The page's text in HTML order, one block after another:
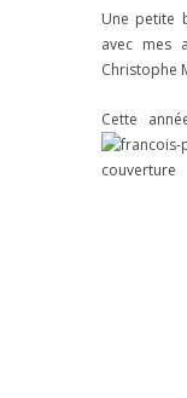
Une petite
avec mes
Christophe
Cette